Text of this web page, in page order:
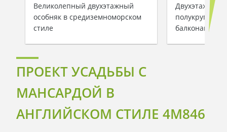
Великолепный двухэтажный
особняк в средиземноморском
стиле
Двухэтажный
балконами
ПРОЕКТ УСАДЬБЫ С
МАНСАРДОЙ В
АНГЛИЙСКОМ СТИЛЕ 4M846